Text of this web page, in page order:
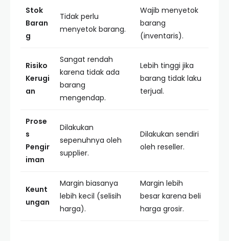
Stok
Baran
g
Tidak perlu
menyetok barang.
Wajib menyetok
barang
(inventaris).
Risiko
Kerugi
an
Sangat rendah
karena tidak ada
barang
mengendap.
Lebih tinggi jika
barang tidak laku
terjual.
Prose
s
Pengir
iman
Dilakukan
sepenuhnya oleh
supplier.
Dilakukan sendiri
oleh reseller.
Keunt
ungan
Margin biasanya
lebih kecil (selisih
harga).
Margin lebih
besar karena beli
harga grosir.